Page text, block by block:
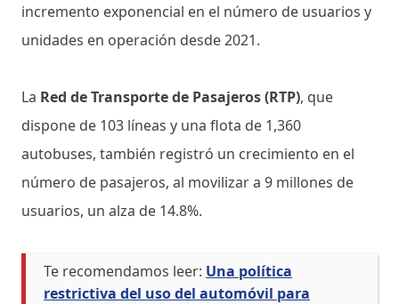
incremento exponencial en el número de usuarios y
unidades en operación desde 2021.
La Red de Transporte de Pasajeros (RTP), que
dispone de 103 líneas y una flota de 1,360
autobuses, también registró un crecimiento en el
número de pasajeros, al movilizar a 9 millones de
usuarios, un alza de 14.8%.
Te recomendamos leer: Una política
restrictiva del uso del automóvil para